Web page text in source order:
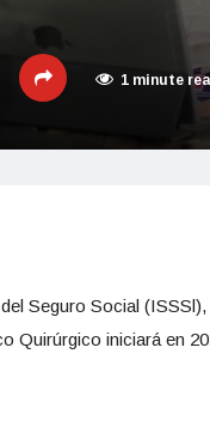
1 minute
Seguro Social
Quirúrgico iniciará en